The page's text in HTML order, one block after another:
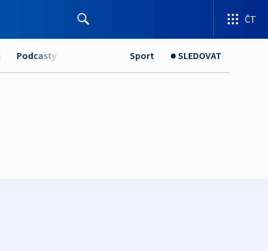
ČT
Podcasty Sport SLEDOVAT